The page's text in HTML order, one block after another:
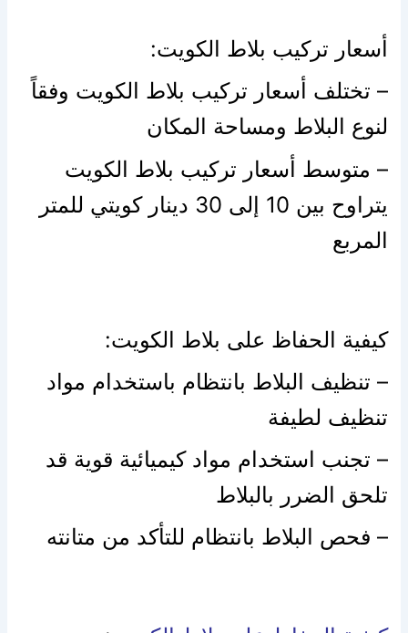
أسعار تركيب بلاط الكويت:
– تختلف أسعار تركيب بلاط الكويت وفقاً
لنوع البلاط ومساحة المكان
– متوسط أسعار تركيب بلاط الكويت
يتراوح بين 10 إلى 30 دينار كويتي للمتر
المربع
كيفية الحفاظ على بلاط الكويت:
– تنظيف البلاط بانتظام باستخدام مواد
تنظيف لطيفة
– تجنب استخدام مواد كيميائية قوية قد
تلحق الضرر بالبلاط
– فحص البلاط بانتظام للتأكد من متانته